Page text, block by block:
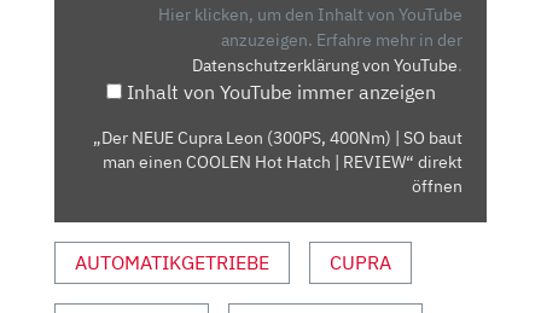
BAUT
HOT
HATCH
|
Hier klicken, um den Inhalt von YouTube
anzuzeigen. Erfahre mehr in der
Datenschutzerklärung von YouTube.
Inhalt von YouTube immer anzeigen
„Der NEUE Cupra Leon (300PS, 400Nm) | SO baut
man einen COOLEN Hot Hatch | REVIEW“ direkt
öffnen
AUTOMATIKGETRIEBE CUPRA